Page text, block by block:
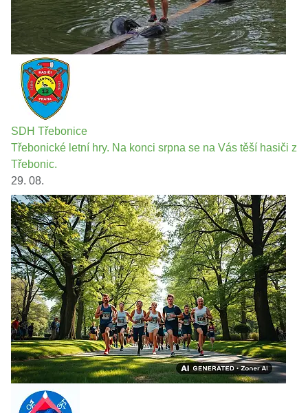
SDH Třebonice
Třebonické letní hry. Na konci srpna se na Vás těší hasiči z
Třebonic.
29. 08.